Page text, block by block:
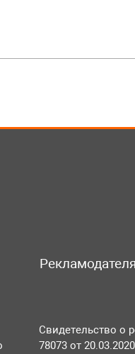
Свидетельство о
78073 от 20.03.2020